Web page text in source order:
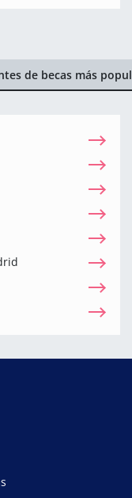
de becas más